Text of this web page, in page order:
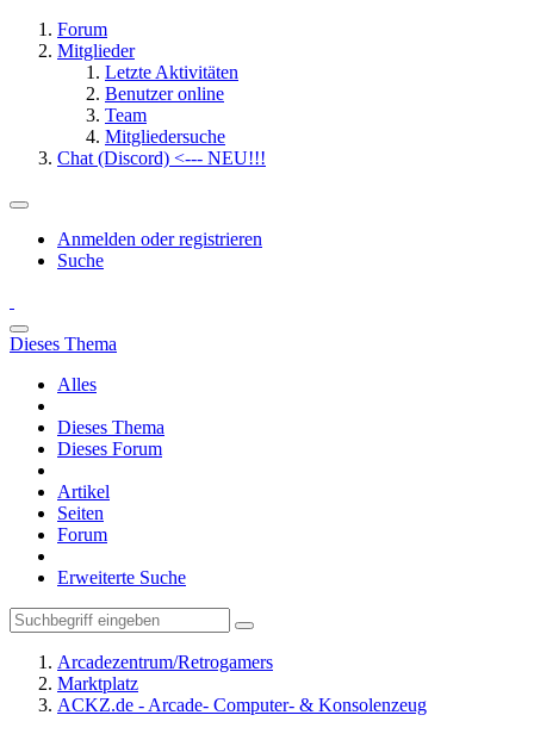
Forum
Mitglieder
Letzte Aktivitäten
Benutzer online
Team
Mitgliedersuche
Chat (Discord) <--- NEU!!!
Anmelden oder registrieren
Suche
Dieses Thema
Alles
Dieses Thema
Dieses Forum
Artikel
Seiten
Forum
Erweiterte Suche
Arcadezentrum/Retrogamers
Marktplatz
ACKZ.de - Arcade- Computer- & Konsolenzeug